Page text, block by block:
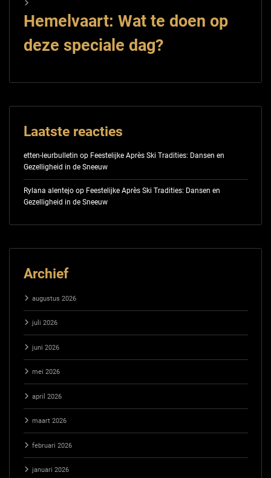
Hemelvaart: Wat te doen op
deze speciale dag?
Laatste reacties
etten-leurbulletin op Feestelijke Après Ski Tradities: Dansen en
Gezelligheid in de Sneeuw
Rylana alentejoop Feestelijke Après Ski Tradities: Dansen en
Gezelligheid in de Sneeuw
Archief
augustus 2026
juli 2026
juni 2026
mei 2026
april 2026
maart 2026
februari 2026
januari 2026